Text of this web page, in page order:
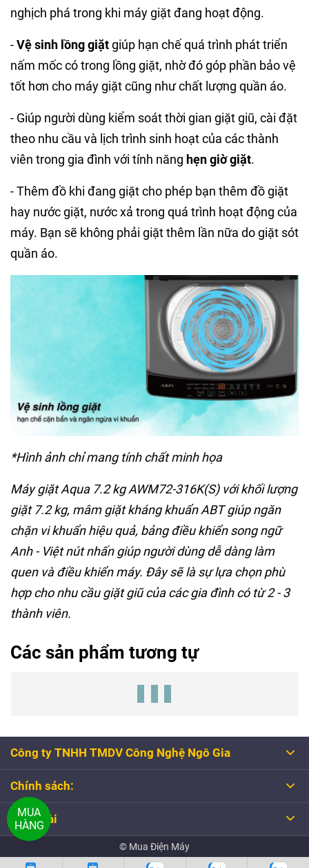
MUA
HÀNG
nghịch phá trong khi máy giặt đang hoạt động.
-Vệ sinh lồng giặtgiúp hạn chế quá trình phát triển
nấm mốc có trong lồng giặt, nhờ đó góp phần bảo vệ
tốt hơn cho máy giặt cũng như chất lượng quần áo.
- Giúp người dùng kiểm soát thời gian giặt giũ, cài đặt
theo nhu cầu và lịch trình sinh hoạt của các thành
viên trong gia đình với tính năng hẹn giờ giặt.
- Thêm đồ khi đang giặt cho phép bạn thêm đồ giặt
hay nước giặt, nước xả trong quá trình hoạt động của
máy. Bạn sẽ không phải giặt thêm lần nữa do giặt sót
quần áo.
*Hình ảnh chỉ mang tính chất minh họa
Máy giặt Aqua 7.2 kg AWM72-316K(S) với khối lượng
giặt 7.2 kg, mâm giặt kháng khuẩn ABT giúp ngăn
chặn vi khuẩn hiệu quả, bảng điều khiển song ngữ
Anh - Việt nút nhấn giúp người dùng dễ dàng làm
quen và điều khiển máy. Đây sẽ là sự lựa chọn phù
hợp cho nhu cầu giặt giũ của các gia đình có từ 2 - 3
thành viên.
Các sản phẩm tương tự
Công ty TNHH TMDV Công Nghệ Ngô Gia
Chính sách:
Tổng đài
© Mua Điện Máy